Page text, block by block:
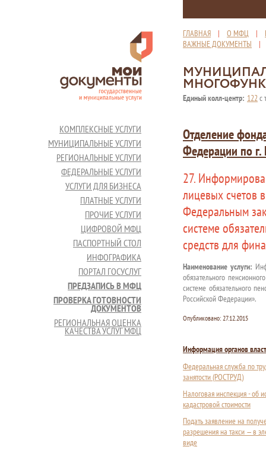
ГЛАВНАЯ | О МФЦ |
ВАЖНЫЕ ДОКУМЕНТЫ
Единый колл-центр: 122с
КОМПЛЕКСНЫЕ УСЛУГИ
МУНИЦИПАЛЬНЫЕ УСЛУГИ
РЕГИОНАЛЬНЫЕ УСЛУГИ
ФЕДЕРАЛЬНЫЕ УСЛУГИ
УСЛУГИ ДЛЯ БИЗНЕСА
ПЛАТНЫЕ УСЛУГИ
ПРОЧИЕ УСЛУГИ
ЦИФРОВОЙ МФЦ
ПАСПОРТНЫЙ СТОЛ
ИНФОГРАФИКА
ПОРТАЛ ГОСУСЛУГ
ПРЕДЗАПИСЬ В МФЦ
ПРОВЕРКА ГОТОВНОСТИ
ДОКУМЕНТОВ
РЕГИОНАЛЬНАЯ ОЦЕНКА
КАЧЕСТВА УСЛУГ МФЦ
Отделение
Федерации по
27.
лицевых счетов
Федеральным
системе
средств для
Наименование услуги:
обязательного
системе обязательного
Российской Федерации».
Опубликовано: 27.12.2015
Информация органов
Федеральная служба по
занятости (РОСТРУД)
Налоговая инспекция - об
кадастровой стоимости
Подать заявление на
разрешения на такси — в
виде